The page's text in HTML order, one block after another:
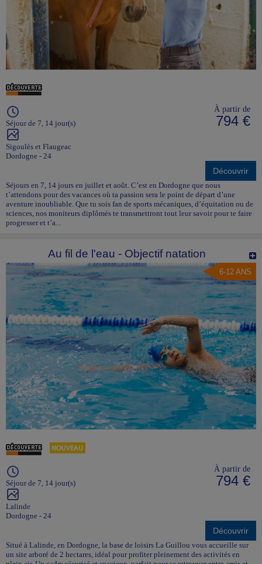
Séjour de 7, 14 jour(s)
Sigoulès et Flaugeac
Dordogne - 24
À partir de
794 €
Découvrir
Séjours en 7, 14 jours en juillet et août. C’est en Dordogne que nous
t’attendons pour des vacances où ta passion sera le point de départ d’une
aventure inoubliable. Que tu sois fan de sports mécaniques, d’équitation ou de
sciences, nos moniteurs diplômés te transmettront tout leur savoir pour te faire
progresser et t’a...
Au fil de l'eau - Objectif natation
6-12 ANS
Séjour de 7, 14 jour(s)
Lalinde
Dordogne - 24
À partir de
794 €
Découvrir
Situé à Lalinde, en Dordogne, la base de loisirs La Guillou vous accueille sur
un site arboré de 2 hectares, idéal pour profiter pleinement des activités en